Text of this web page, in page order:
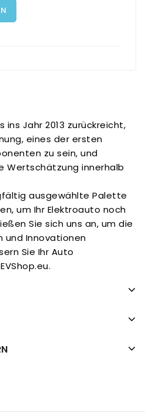
ins Jahr 2013 zurückreicht,
eines der ersten
zu sein, und
Wertschätzung innerhalb
ausgewählte Palette
um Ihr Elektroauto noch
Sie sich uns an, um die
und Innovationen
Sie Ihr Auto